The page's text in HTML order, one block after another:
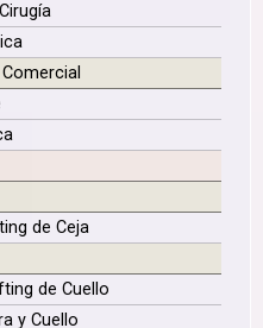
de Ceja
de Cuello
y Cuello